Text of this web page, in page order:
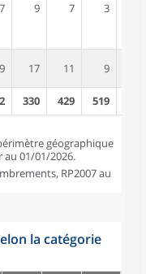
7 9 7 3
9 17 11 9
330 429 519
géographique
au 01/01/2026.
RP2007 au
la catégorie